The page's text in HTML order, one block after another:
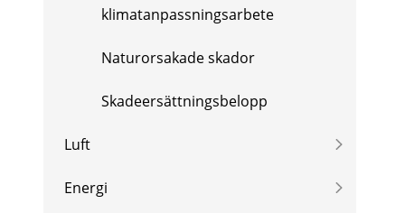
klimatanpassningsarbete
Naturorsakade skador
Skadeersättningsbelopp
Luft
Energi